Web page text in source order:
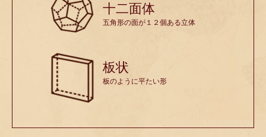
十二面体
五角形の面が１２個ある立体
板状
板のように平たい形